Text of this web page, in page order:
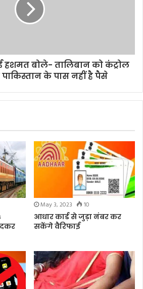
बोले- तालिबान को कंट्रोल
के पास नहीं है पैसे
May 3, 2023
10
आधार कार्ड से जुड़ा नंबर कर
सकेंगे वैरिफाई